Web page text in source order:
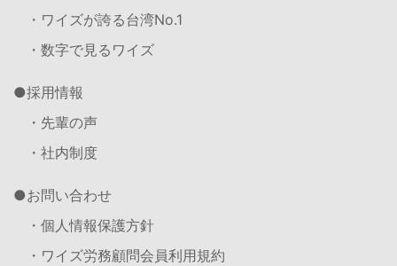
・ワイズが誇る台湾No.1
・数字で見るワイズ
採用情報
・先輩の声
・社内制度
お問い合わせ
・個人情報保護方針
・ワイズ労務顧問会員利用規約